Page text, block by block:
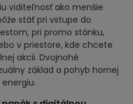
viditeľnosť ako menšie
stáť pri vstupe do
pri promo stánku,
v priestore, kde chcete
akcii. Dvojnohé
základ a pohyb hornej